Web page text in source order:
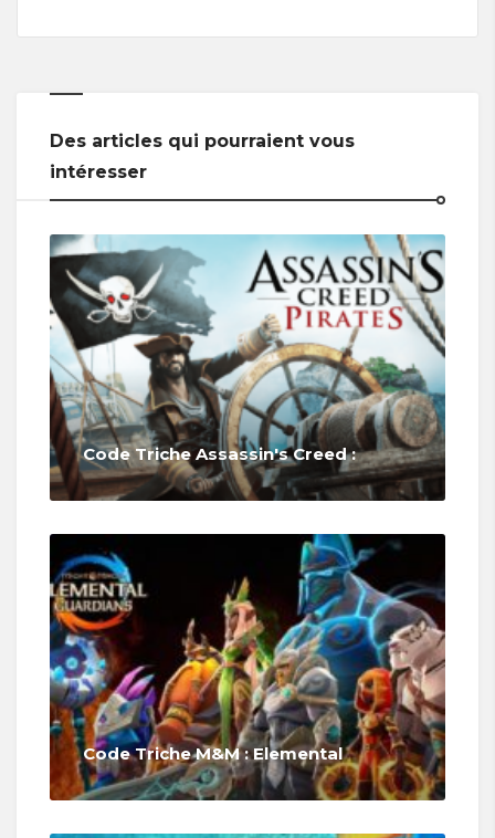
Des articles qui pourraient vous
intéresser
Code Triche Assassin's Creed :
Code Triche M&M : Elemental